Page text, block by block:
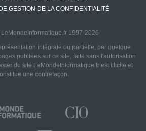
GESTION DE LA CONFIDENTIALITÉ
1997-2026
intégrale ou partielle, par quelque
publiées sur ce site, faite sans l'autorisation
du site LeMondeInformatique.fr est illicite et
une contrefaçon.